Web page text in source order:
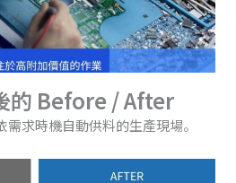
的 Before / After
求時機自動供料的生產現場。